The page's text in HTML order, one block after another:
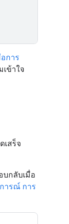
การ
ข้าใจ
เสร็จ
บกลับเมื่อ
ารณ์ การ